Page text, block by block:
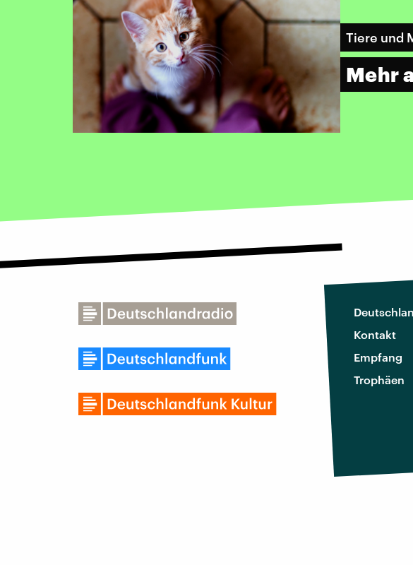
Tiere und
Mehr
Kontakt
Empfang
Trophäen